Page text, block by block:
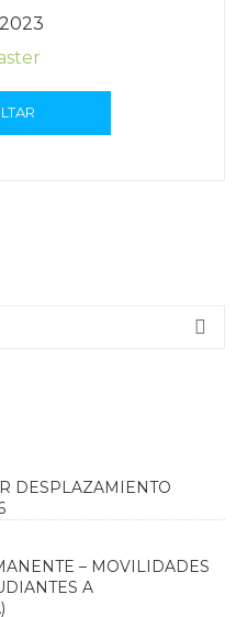
DESPLAZAMIENTO
– MOVILIDADES
A